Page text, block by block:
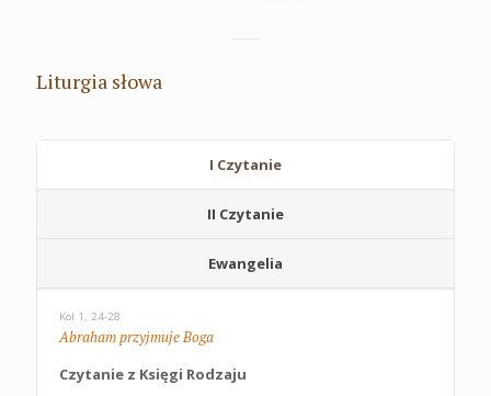
Liturgia słowa
I Czytanie
II Czytanie
Ewangelia
Kol 1, 24-28
Abraham przyjmuje Boga
Czytanie z Księgi Rodzaju